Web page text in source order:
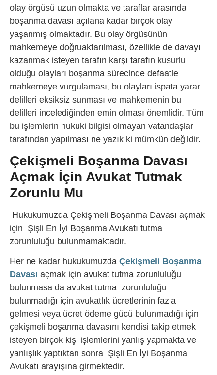
olay örgüsü uzun olmakta ve taraflar arasında
boşanma davası açılana kadar birçok olay
yaşanmış olmaktadır. Bu olay örgüsünün
mahkemeye doğruaktarılması, özellikle de davayı
kazanmak isteyen tarafın karşı tarafın kusurlu
olduğu olayları boşanma sürecinde defaatle
mahkemeye vurgulaması, bu olayları ispata yarar
delilleri eksiksiz sunması ve mahkemenin bu
delilleri incelediğinden emin olması önemlidir. Tüm
bu işlemlerin hukuki bilgisi olmayan vatandaşlar
tarafından yapılması ne yazık ki mümkün değildir.
Çekişmeli Boşanma Davası
Açmak İçin Avukat Tutmak
Zorunlu Mu
Hukukumuzda Çekişmeli Boşanma Davası açmak
için Şişli En İyi Boşanma Avukatı tutma
zorunluluğu bulunmamaktadır.
Her ne kadar hukukumuzda Çekişmeli Boşanma
Davası açmak için avukat tutma zorunluluğu
bulunmasa da avukat tutma zorunluluğu
bulunmadığı için avukatlık ücretlerinin fazla
gelmesi veya ücret ödeme gücü bulunmadığı için
çekişmeli boşanma davasını kendisi takip etmek
isteyen birçok kişi işlemlerini yanlış yapmakta ve
yanlışlık yaptıktan sonra Şişli En İyi Boşanma
Avukatı arayışına girmektedir.